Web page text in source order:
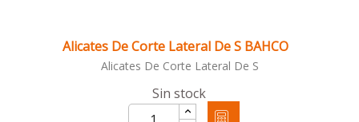
Alicates De Corte Lateral De S BAHCO
Alicates De Corte Lateral De S
Sin stock